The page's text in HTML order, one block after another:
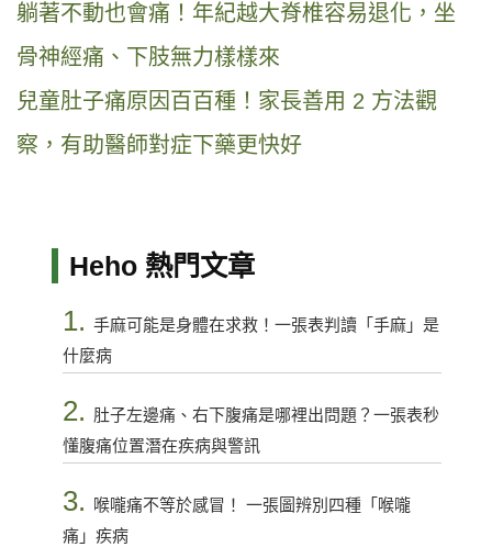
躺著不動也會痛！年紀越大脊椎容易退化，坐
骨神經痛、下肢無力樣樣來
兒童肚子痛原因百百種！家長善用 2 方法觀
察，有助醫師對症下藥更快好
Heho 熱門文章
1. 手麻可能是身體在求救！一張表判讀「手麻」是
什麼病
2. 肚子左邊痛、右下腹痛是哪裡出問題？一張表秒
懂腹痛位置潛在疾病與警訊
3.
喉嚨痛不等於感冒！ 一張圖辨別四種「喉嚨
痛」疾病